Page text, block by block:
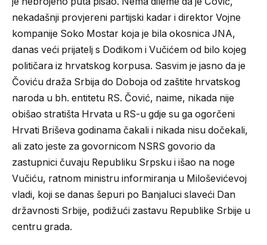
nekadašnji provjereni partijski kadar i direktor Vojne
kompanije Soko Mostar koja je bila okosnica JNA,
danas veći prijatelj s Dodikom i Vučićem od bilo kojeg
političara iz hrvatskog korpusa. Sasvim je jasno da je
Čoviću draža Srbija do Doboja od zaštite hrvatskog
naroda u bh. entitetu RS. Čović, naime, nikada nije
obišao stratišta Hrvata u RS-u gdje su ga ogorčeni
Hrvati Briševa godinama čakali i nikada nisu dočekali,
ali zato jeste za govornicom NSRS govorio da
zastupnici čuvaju Republiku Srpsku i išao na noge
Vučiću, ratnom ministru informiranja u Miloševićevoj
vladi, koji se danas šepuri po Banjaluci slaveći Dan
državnosti Srbije, podižući zastavu Republike Srbije u
centru grada.